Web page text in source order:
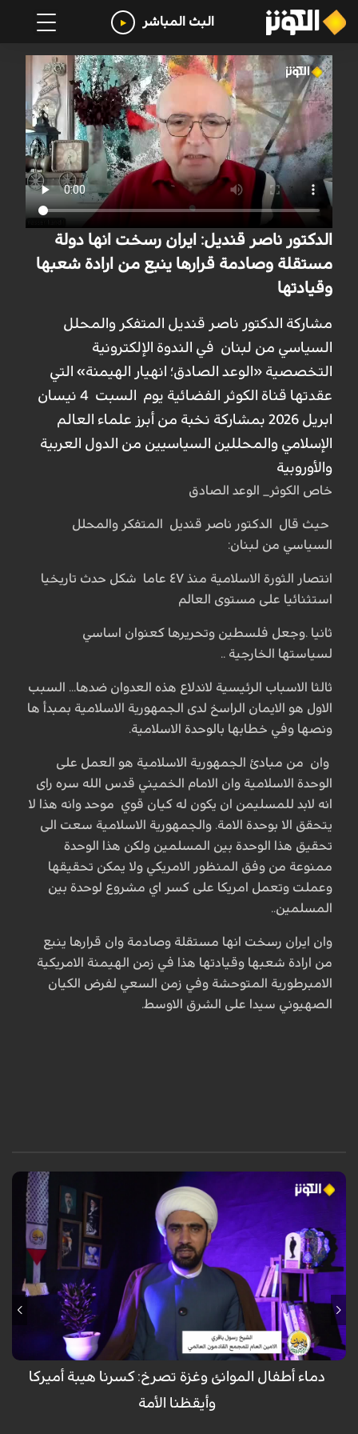
البث المباشر
الدكتور ناصر قنديل: ايران رسخت انها دولة
مستقلة وصادمة قرارها ينبع من ارادة شعبها
وقيادتها
مشاركة الدكتور ناصر قنديل المتفکر والمحلل
السیاسي من لبنان في الندوة الإلكترونية
التخصصية «الوعد الصادق؛ انهيار الهيمنة» التي
عقدتها قناة الكوثر الفضائية يوم السبت 4 نيسان
ابريل 2026 بمشاركة نخبة من أبرز علماء العالم
الإسلامي والمحللين السياسيين من الدول العربية
والأوروبية
خاص الكوثر_ الوعد الصادق
حيث قال الدكتور ناصر قنديل المتفکر والمحلل
السیاسي من لبنان:
انتصار الثورة الاسلامية منذ ٤٧ عاما شكل حدث تاريخيا
استثنائيا على مستوى العالم
ثانيا .وجعل فلسطين وتحريرها كعنوان اساسي
لسياستها الخارجية ..
ثالثا الاسباب الرئيسية لاندلاع هذه العدوان ضدها... السبب
الاول هو الايمان الراسخ لدى الجمهورية الاسلامية بمبدأ ها
ونصها وفي خطابها بالوحدة الاسلامية.
وان من مبادئ الجمهورية الاسلامية هو العمل على
الوحدة الاسلامية وان الامام الخميني قدس الله سره راى
انه لابد للمسليمن ان يكون له كيان قوي موحد وانه هذا لا
يتحقق الا بوحدة الامة. والجمهورية الاسلامية سعت الى
تحقيق هذا الوحدة بين المسلمين ولكن هذا الوحدة
ممنوعة من وفق المنظور الامريكي ولا يمكن تحقيقها
وعملت وتعمل امريكا على كسر اي مشروع لوحدة بين
المسلمين..
وان ايران رسخت انها مستقلة وصادمة وان قرارها ينبع
من ارادة شعبها وقيادتها هذا في زمن الهيمنة الامريكية
الامبرطورية المتوحشة وفي زمن السعي لفرض الكيان
الصهيوني سيدا على الشرق الاوسط.
في حلقة استثنائية من برنامج "قادمون" المخصص لأطفال الشهداء، وبمشاركة
الدكتور عبد الهادي أوانج من ماليزيا والشيخ خالد الملا، أكد المحللون أن دماء
الأطفال المظلومين في ميناء (بندرعباس) وغزة ليست مجرد مأساة عابرة، بل
"صرخة وجدان الإنسانية" التي فضحت زيف القوى الكبرى وكسرت الهيمنة
العسكرية والإعلامية الأميركية. وشدّد الضيوف على أن هذه الدماء الطاهرة
أوقظت الأمة الإسلامية من سباتها، محوّلة إياها من موقع المتفرج إلى فاعل
مؤثر، داعين إلى الوحدة والنصرة للمظلومين في فلسطين وإيران، ومشيرين إلى
أن التكاتف الشعبي والعلمائي (المرجعية في العراق) أثبت فشل الحصار
الصهيوأميركي
دماء أطفال الموانئ وغزة تصرخ: كسرنا هيبة أميركا
وأيقظنا الأمة